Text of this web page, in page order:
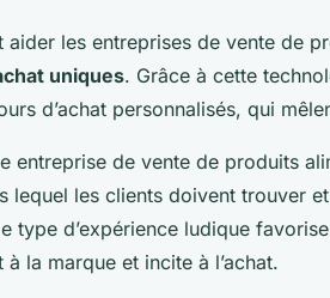
aider les entreprises de vente de
uniques. Grâce à cette
d’achat personnalisés, qui
entreprise de vente de produits
lequel les clients doivent trouver
type d’expérience ludique
la marque et incite à l’achat.